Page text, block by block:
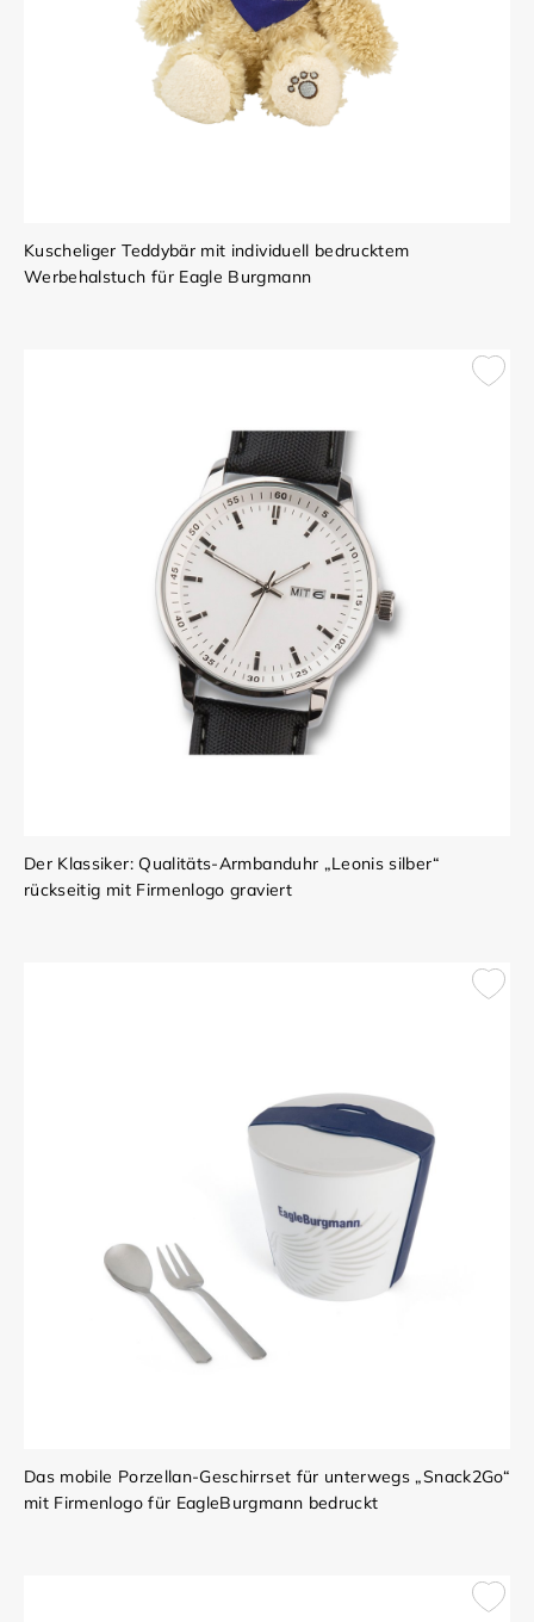
Kuscheliger Teddybär mit individuell bedrucktem
Werbehalstuch für Eagle Burgmann
Der Klassiker: Qualitäts-Armbanduhr „Leonis silber“
rückseitig mit Firmenlogo graviert
Das mobile Porzellan-Geschirrset für unterwegs „Snack2Go“
mit Firmenlogo für EagleBurgmann bedruckt